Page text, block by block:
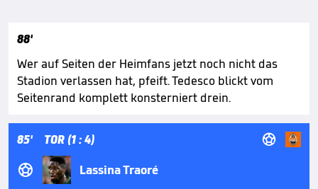
88'
Wer auf Seiten der Heimfans jetzt noch nicht das
Stadion verlassen hat, pfeift. Tedesco blickt vom
Seitenrand komplett konsterniert drein.
85' TOR (1 : 4) 

Lassina Traoré